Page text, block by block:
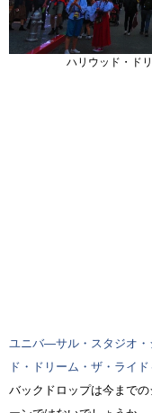
ハリウッド・ド
ユニバ―サル・スタジオ・
ド・ドリーム・ザ・ライ
バックドロップは今まで